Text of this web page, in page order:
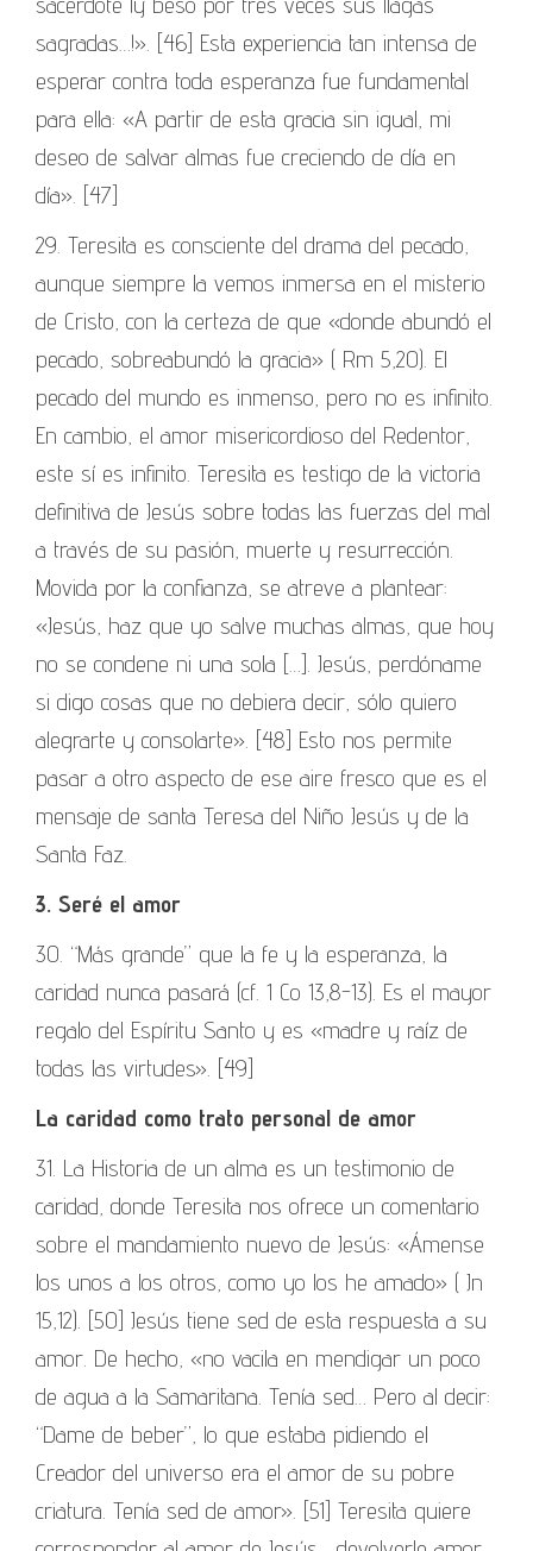
sagradas…!». [46] Esta experiencia tan intensa de
esperar contra toda esperanza fue fundamental
para ella: «A partir de esta gracia sin igual, mi
deseo de salvar almas fue creciendo de día en
día». [47]
29. Teresita es consciente del drama del pecado,
aunque siempre la vemos inmersa en el misterio
de Cristo, con la certeza de que «donde abundó el
pecado, sobreabundó la gracia» ( Rm 5,20). El
pecado del mundo es inmenso, pero no es infinito.
En cambio, el amor misericordioso del Redentor,
este sí es infinito. Teresita es testigo de la victoria
definitiva de Jesús sobre todas las fuerzas del mal
a través de su pasión, muerte y resurrección.
Movida por la confianza, se atreve a plantear:
«Jesús, haz que yo salve muchas almas, que hoy
no se condene ni una sola […]. Jesús, perdóname
si digo cosas que no debiera decir, sólo quiero
alegrarte y consolarte». [48] Esto nos permite
pasar a otro aspecto de ese aire fresco que es el
mensaje de santa Teresa del Niño Jesús y de la
Santa Faz.
3. Seré el amor
30. “Más grande” que la fe y la esperanza, la
caridad nunca pasará (cf. 1 Co 13,8-13). Es el mayor
regalo del Espíritu Santo y es «madre y raíz de
todas las virtudes». [49]
La caridad como trato personal de amor
31. La Historia de un alma es un testimonio de
caridad, donde Teresita nos ofrece un comentario
sobre el mandamiento nuevo de Jesús: «Ámense
los unos a los otros, como yo los he amado» ( Jn
15,12). [50] Jesús tiene sed de esta respuesta a su
amor. De hecho, «no vacila en mendigar un poco
de agua a la Samaritana. Tenía sed… Pero al decir:
“Dame de beber”, lo que estaba pidiendo el
Creador del universo era el amor de su pobre
criatura. Tenía sed de amor». [51] Teresita quiere